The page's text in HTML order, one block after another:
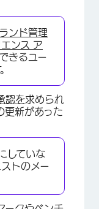
ンド管理
ンス ア
きるユー
認を求められ
更新があった
していな
トのメー